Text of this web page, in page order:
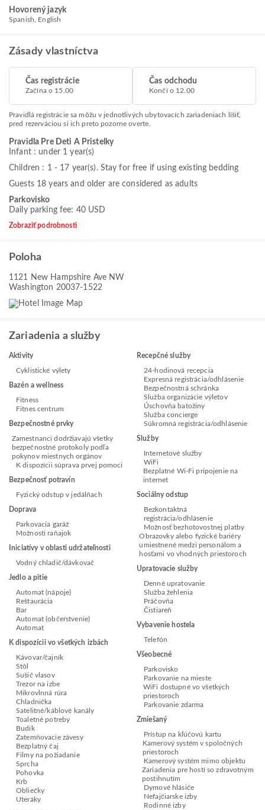
Hovorený jazyk
Spanish, English
Zásady vlastníctva
Čas registrácie
Začína o 15.00
Čas odchodu
Končí o 12.00
Pravidlá registrácie sa môžu v jednotlivých ubytovacích zariadeniach líšiť,
pred rezerváciou si ich preto pozorne overte.
Pravidla Pre Deti A Pristelky
Infant : under 1 year(s)
Children : 1 - 17 year(s). Stay for free if using existing bedding
Guests 18 years and older are considered as adults
Parkovisko
Daily parking fee: 40 USD
Zobraziť podrobnosti
Poloha
1121 New Hampshire Ave NW
Washington 20037-1522
Zariadenia a služby
Aktivity
Cyklistické výlety
Bazén a wellness
Fitness
Fitnes centrum
Bezpečnostné prvky
Zamestnanci dodržiavajú všetky
bezpečnostné protokoly podľa
pokynov miestnych orgánov
K dispozícii súprava prvej pomoci
Bezpečnosť potravín
Fyzický odstup v jedálňach
Doprava
Parkovacia garáž
Možnosti raňajok
Iniciatívy v oblasti udržateľnosti
Vodný chladič/dávkovač
Jedlo a pitie
Automat (nápoje)
Reštaurácia
Bar
Automat (občerstvenie)
Automat
K dispozícii vo všetkých izbách
Kávovar/čajník
Stôl
Sušič vlasov
Trezor na izbe
Mikrovlnná rúra
Chladnička
Satelitné/káblové kanály
Toaletné potreby
Budík
Zatemňovacie závesy
Bezplatný čaj
Filmy na požiadanie
Sprcha
Pohovka
Krb
Obliečky
Uteráky
Recepčné služby
24-hodinová recepcia
Expresná registrácia/odhlásenie
Bezpečnostná schránka
Služba organizácie výletov
Úschovňa batožiny
Služba concierge
Súkromná registrácia/odhlásenie
Služby
Internetové služby
WiFi
Bezplatné Wi-Fi pripojenie na
internet
Sociálny odstup
Bezkontaktná
registrácia/odhlásenie
Možnosť bezhotovostnej platby
Obrazovky alebo fyzické bariéry
umiestnené medzi personálom a
hosťami vo vhodných priestoroch
Upratovacie služby
Denné upratovanie
Služba žehlenia
Práčovňa
Čistiareň
Vybavenie hostela
Telefón
Všeobecné
Parkovisko
Parkovanie na mieste
WiFi dostupné vo všetkých
priestoroch
Parkovanie zdarma
Zmiešaný
Prístup na kľúčovú kartu
Kamerový systém v spoločných
priestoroch
Kamerový systém mimo objektu
Zariadenia pre hostí so zdravotným
postihnutím
Dymové hlásiče
Nefajčiarske izby
Rodinné izby